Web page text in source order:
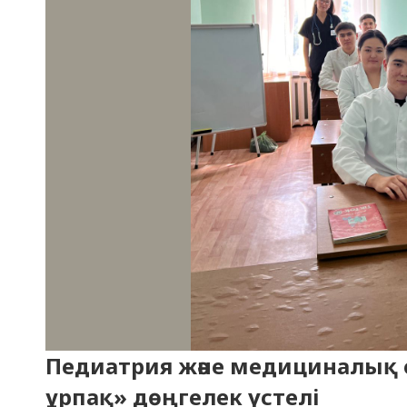
Педиатрия және медициналық
ұрпақ» дөңгелек үстелі